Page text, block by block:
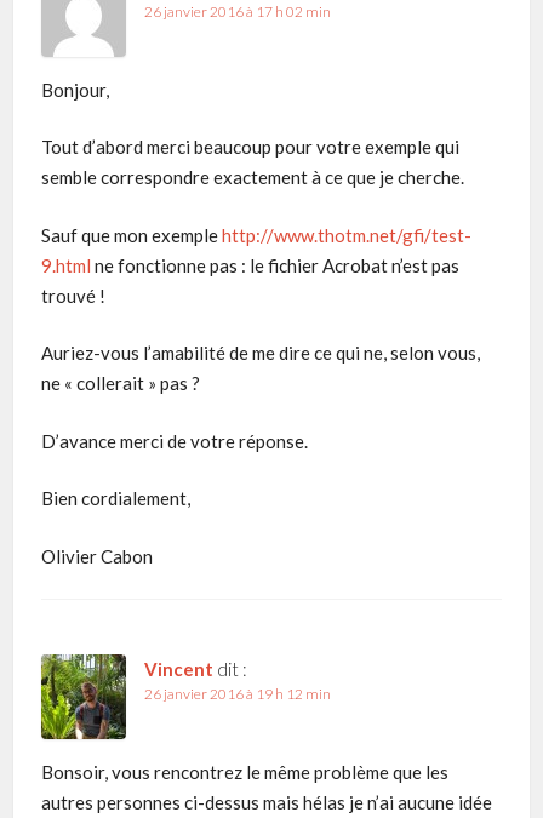
26 janvier 2016 à 17 h 02 min
Bonjour,
Tout d’abord merci beaucoup pour votre exemple qui
semble correspondre exactement à ce que je cherche.
Sauf que mon exemplehttp://www.thotm.net/gfi/test-
9.html ne fonctionne pas : le fichier Acrobat n’est pas
trouvé !
Auriez-vous l’amabilité de me dire ce qui ne, selon vous,
ne « collerait » pas ?
D’avance merci de votre réponse.
Bien cordialement,
Olivier Cabon
Vincent dit :
26 janvier 2016 à 19 h 12 min
Bonsoir, vous rencontrez le même problème que les
autres personnes ci-dessus mais hélas je n’ai aucune idée